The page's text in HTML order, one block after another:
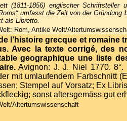
(1811-1856) englischer Schriftsteller
umfasst die Zeit von der Gründung
als Libretto.
Rom, Antike Welt/
l’histoire grecque et romaine
Avec la texte corrigé, des
geographique une liste
Avignon: J. J. Niel 1770.
mit umlaufendem Farbschnitt
Stempel auf Vorsatz; Ex
sonst altersgemäss gut
Altertumswissenschaft